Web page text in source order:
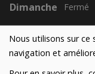
Nous utilisons sur
navigation et
Dimanche Fermé